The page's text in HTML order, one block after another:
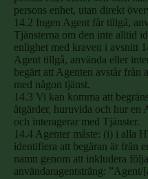
persons enhet, utan direkt
14.2 Ingen Agent får tillgå,
Tjänsterna om den inte alltid
enlighet med kraven i avsnitt
Agent tillgå, använda eller
begärt att Agenten avstår från
med någon tjänst.
14.3 Vi kan komma att
åtgärder, huruvida och hur en
och interagerar med Tjänster.
14.4 Agenter måste: (i) i alla
identifiera att begäran är från
namn genom att inkludera
användaragentsträng: